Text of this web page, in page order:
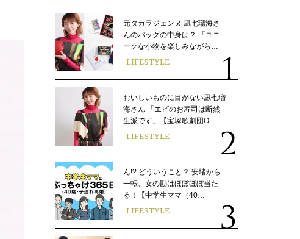
元タカラジェンヌ 凪七瑠海さ
んのバッグの中身は？ 「ユニ
ークな小物を楽しみながら…
LIFESTYLE
おいしいものに目がない凪七瑠
海さん 「エビのお寿司は断然
生派です」【宝塚歌劇団O…
LIFESTYLE
ん!? どういうこと？ 安堵から
一転、女の勘はほぼほぼ当た
る！【中学生ママ（40…
LIFESTYLE